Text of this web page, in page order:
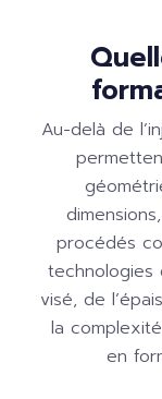
Au-delà de
procédés
technologies
visé, de
la
en